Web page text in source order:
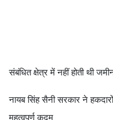
संबंधित क्षेत्र में नहीं होती थी
नायब सिंह सैनी सरकार ने
महत्वपूर्ण कदम